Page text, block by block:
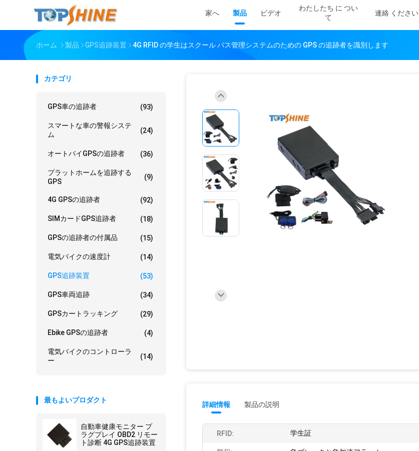
家へ 製品 ビデオ
わたしたち に つい
て
連絡 ください
ホーム 製品 GPS追跡装置 4G RFID の学生はスクール バス管理システムのための GPS の追跡者を識別します
カテゴリ
GPS車の追跡者 (93)
スマートな車の警報システ
ム
(24)
オートバイGPSの追跡者 (36)
プラットホームを追跡する
GPS
(9)
4G GPSの追跡者 (92)
SIMカードGPS追跡者 (18)
GPSの追跡者の付属品 (15)
電気バイクの速度計 (14)
GPS追跡装置 (53)
GPS車両追跡 (34)
GPSカートラッキング (29)
Ebike GPSの追跡者 (4)
電気バイクのコントローラ
ー
(14)
最もよいプロダクト
自動車健康モニター プ
ラグプレイ OBD2 リモー
ト診断 4G GPS追跡装置
詳細情報 製品の説明
RFID: 学生証